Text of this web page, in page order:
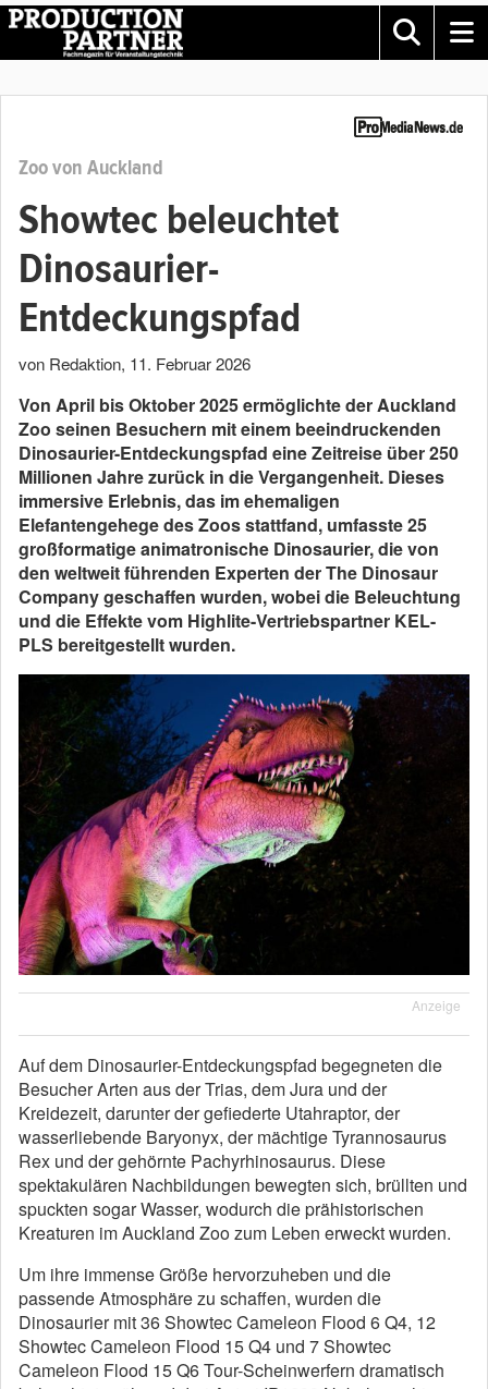
Zoo von Auckland
Showtec beleuchtet
Dinosaurier-
Entdeckungspfad
von Redaktion, 11. Februar 2026
Von April bis Oktober 2025 ermöglichte der Auckland
Zoo seinen Besuchern mit einem beeindruckenden
Dinosaurier-Entdeckungspfad eine Zeitreise über 250
Millionen Jahre zurück in die Vergangenheit. Dieses
immersive Erlebnis, das im ehemaligen
Elefantengehege des Zoos stattfand, umfasste 25
großformatige animatronische Dinosaurier, die von
den weltweit führenden Experten der The Dinosaur
Company geschaffen wurden, wobei die Beleuchtung
und die Effekte vom Highlite-Vertriebspartner KEL-
PLS bereitgestellt wurden.
Anzeige
Auf dem Dinosaurier-Entdeckungspfad begegneten die
Besucher Arten aus der Trias, dem Jura und der
Kreidezeit, darunter der gefiederte Utahraptor, der
wasserliebende Baryonyx, der mächtige Tyrannosaurus
Rex und der gehörnte Pachyrhinosaurus. Diese
spektakulären Nachbildungen bewegten sich, brüllten und
spuckten sogar Wasser, wodurch die prähistorischen
Kreaturen im Auckland Zoo zum Leben erweckt wurden.
Um ihre immense Größe hervorzuheben und die
passende Atmosphäre zu schaffen, wurden die
Dinosaurier mit 36 Showtec Cameleon Flood 6 Q4, 12
Showtec Cameleon Flood 15 Q4 und 7 Showtec
Cameleon Flood 15 Q6 Tour-Scheinwerfern dramatisch